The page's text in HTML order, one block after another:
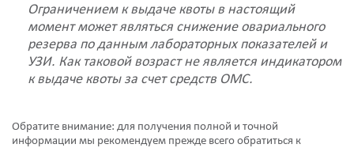
Ограничением к выдаче квоты в настоящий
момент может являться снижение овариального
резерва по данным лабораторных показателей и
УЗИ. Как таковой возраст не является индикатором
к выдаче квоты за счет средств ОМС.
Обратите внимание: для получения полной и точной
информации мы рекомендуем прежде всего обратиться к